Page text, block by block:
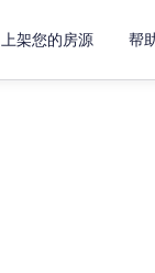
上架您的房源 帮